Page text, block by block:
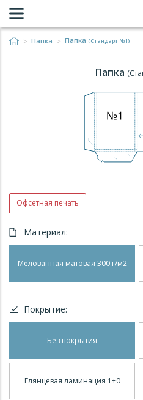
Папка Папка (Стандарт №1)
Папка
Офсетная печать
Материал:
Мелованная матовая 300 г/м2
Покрытие:
Без покрытия
Глянцевая ламинация 1+0